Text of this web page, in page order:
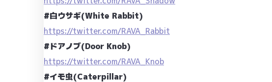
#白ウサギ(White Rabbit)
https://twitter.com/RAVA_Rabbit
#ドアノブ(Door Knob)
https://twitter.com/RAVA_Knob
#イモ虫(Caterpillar)